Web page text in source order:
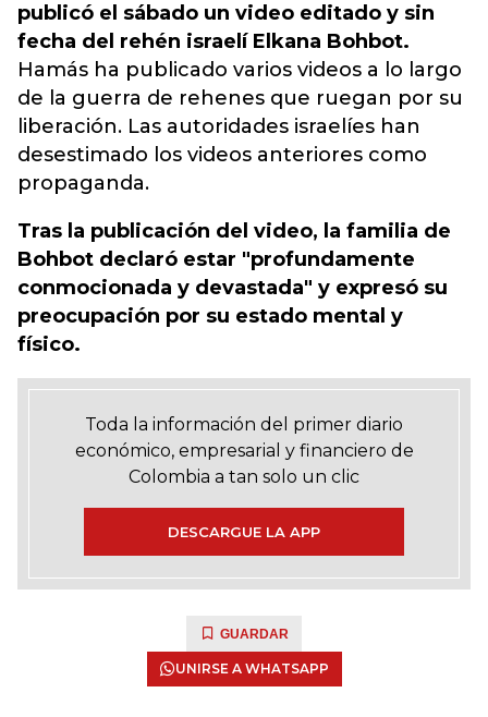
publicó el sábado un video editado y sin
fecha del rehén israelí Elkana Bohbot.
Hamás ha publicado varios videos a lo largo
de la guerra de rehenes que ruegan por su
liberación. Las autoridades israelíes han
desestimado los videos anteriores como
propaganda.
Tras la publicación del video, la familia de
Bohbot declaró estar "profundamente
conmocionada y devastada" y expresó su
preocupación por su estado mental y
físico.
Toda la información del primer diario
económico, empresarial y financiero de
Colombia a tan solo un clic
DESCARGUE LA APP
GUARDAR
UNIRSE A WHATSAPP